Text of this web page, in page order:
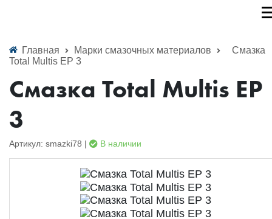
Главная Марки смазочных материалов
Смазка
Total Multis EP 3
Смазка Total Multis EP
3
Артикул: smazki78 | В наличии